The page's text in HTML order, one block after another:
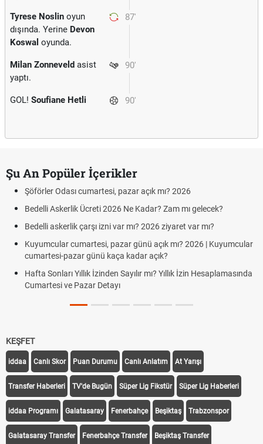
87'
Tyrese Noslin oyun
dışında. Yerine Devon
Koswal oyunda.
90'
Milan Zonneveld asist
yaptı.
90'
GOL! Soufiane Hetli
Şu An Popüler İçerikler
Şöförler Odası cumartesi, pazar açık mı? 2026
Bedelli Askerlik Ücreti 2026 Ne Kadar? Zam mı gelecek?
Bedelli askerlik çarşı izni var mı? 2026 ziyaret var mı?
Kuyumcular cumartesi, pazar günü açık mı? 2026 | Kuyumcular
cumartesi-pazar günü kaça kadar açık?
Hafta Sonları Yıllık İzinden Sayılır mı? Yıllık İzin Hesaplamasında
Cumartesi ve Pazar Detayı
KEŞFET
iddaa Canlı Skor Puan Durumu Canlı Anlatım At Yarışı
Transfer Haberleri TV'de Bugün Süper Lig Fikstür Süper Lig Haberleri
iddaa Programı Galatasaray Fenerbahçe Beşiktaş Trabzonspor
Galatasaray Transfer Fenerbahçe Transfer Beşiktaş Transfer